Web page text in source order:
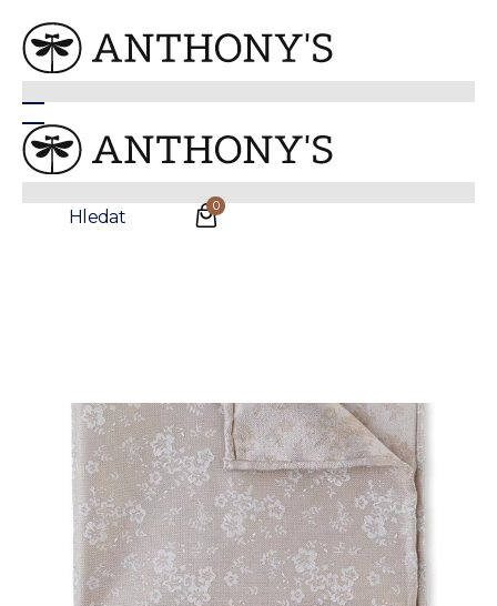
Hledat
0
Šampaňský hedvábný kapesníček s květinovým
vzorem